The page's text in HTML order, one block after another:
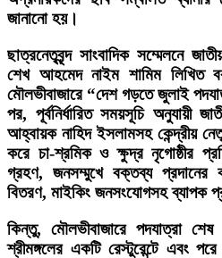
জানানো হয়।
ছাত্রনেতৃবৃন্দ সাংবাদিক সম্মেলনে
শেখ আহমেদ নাইম শামিম লিখিত
মৌলভীবাজারে “দেশ গড়তে জুলাই
পর, পূর্বনির্ধারিত সময়সূচি অনুযায়ী
আহ্বায়ক নাহিদ ইসলামসহ কেন্দ্রীয়
করে চা-শ্রমিক ও ক্ষুদ্র নৃগোষ্ঠীর
গ্রহণ, জনসম্মুখে বক্তব্য প্রদানের
বিতরণ, মাইকিং জনসংযোগসহ ব্যাপক
কিন্তু, মৌলভীবাজারে পদযাত্রা
শ্রীমঙ্গলের একটি রেস্টুরেন্টে এবং